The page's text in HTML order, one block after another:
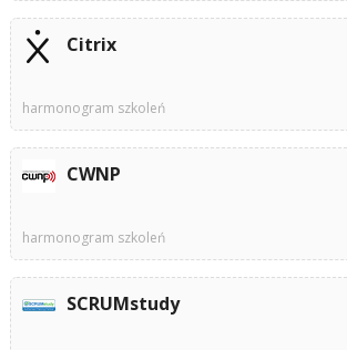
Citrix
harmonogram szkoleń
CWNP
harmonogram szkoleń
SCRUMstudy